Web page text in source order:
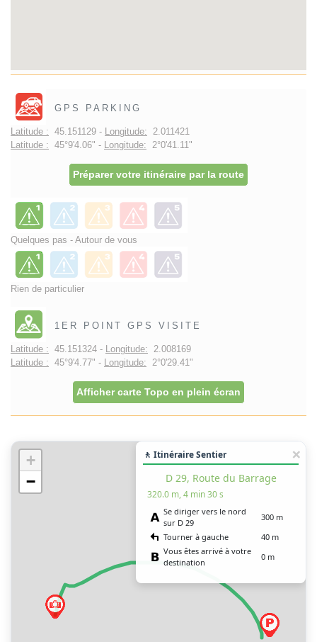
GPS PARKING
Latitude : 45.151129 - Longitude: 2.011421
Latitude : 45°9'4.06" - Longitude: 2°0'41.11"
Préparer votre itinéraire par la route
Quelques pas - Autour de vous
Rien de particulier
1ER POINT GPS VISITE
Latitude : 45.151324 - Longitude: 2.008169
Latitude : 45°9'4.77" - Longitude: 2°0'29.41"
Afficher carte Topo en plein écran
+
−
🚶 Itinéraire Sentier
D 29, Route du Barrage
320.0 m, 4 min 30 s
Se diriger vers le nord
sur D 29
300 m
Tourner à gauche
40 m
Vous êtes arrivé à votre
destination
0 m